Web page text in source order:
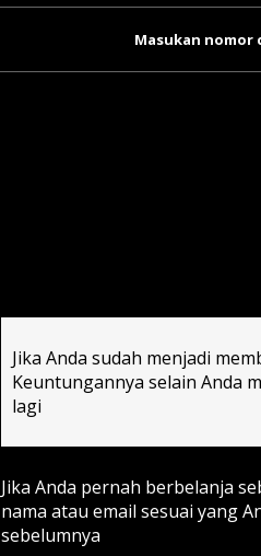
Masukan nomor
Jika Anda sudah menjadi
Keuntungannya selain Anda
lagi
Jika Anda pernah berbelanja
nama atau email sesuai yang
sebelumnya